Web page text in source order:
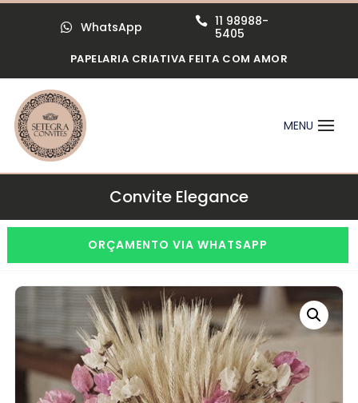
 WhatsApp 
11 98988-
5405
PAPELARIA CRIATIVA FEITA COM AMOR
Convite Elegance
ORÇAMENTO VIA WHATSAPP